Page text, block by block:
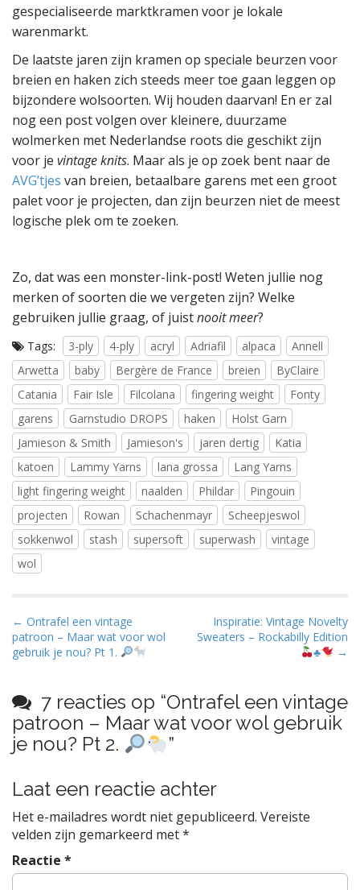
gespecialiseerde marktkramen voor je lokale
warenmarkt.
De laatste jaren zijn kramen op speciale beurzen voor
breien en haken zich steeds meer toe gaan leggen op
bijzondere wolsoorten. Wij houden daarvan! En er zal
nog een post volgen over kleinere, duurzame
wolmerken met Nederlandse roots die geschikt zijn
voor je vintage knits. Maar als je op zoek bent naar de
AVG’tjes van breien, betaalbare garens met een groot
palet voor je projecten, dan zijn beurzen niet de meest
logische plek om te zoeken.
Zo, dat was een monster-link-post! Weten jullie nog
merken of soorten die we vergeten zijn? Welke
gebruiken jullie graag, of juistnooit meer?
Tags: 3-ply 4-ply acryl Adriafil alpaca
Annell
Arwetta
baby Bergère de France breien
ByClaire
Catania
Fair Isle Filcolana fingering weight
Fonty
garens
Garnstudio DROPS haken
Holst Garn
Jamieson & Smith
Jamieson's jaren dertig
Katia
katoen
Lammy Yarns lana grossa
Lang Yarns
light fingering weight
naalden Phildar
Pingouin
projecten
Rowan Schachenmayr
Scheepjeswol
sokkenwol
stash supersoft superwash
vintage
wol
B
e
r
c
h
t
a
v
i
g
a
← Ontrafel een vintage
patroon – Maar wat voor wol
gebruik je nou? Pt 1.
Inspiratie: Vintage Novelty
Sweaters – Rockabilly Edition
♣️
→
7 reacties op “Ontrafel een vintage
patroon – Maar wat voor wol gebruik
je nou? Pt 2.
”
Laat een reactie achter
Het e-mailadres wordt niet gepubliceerd. Vereiste
velden zijn gemarkeerd met*
Reactie *